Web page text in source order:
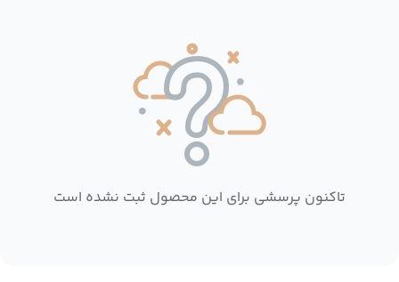
تاکنون پرسشی برای این محصول ثبت نشده است